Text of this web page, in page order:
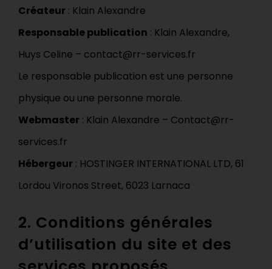
Créateur : Klain Alexandre
Responsable publication : Klain Alexandre,
Huys Celine – contact@rr-services.fr
Le responsable publication est une personne
physique ou une personne morale.
Webmaster : Klain Alexandre – Contact@rr-
services.fr
Hébergeur : HOSTINGER INTERNATIONAL LTD, 61
Lordou Vironos Street, 6023 Larnaca
2. Conditions générales
d’utilisation du site et des